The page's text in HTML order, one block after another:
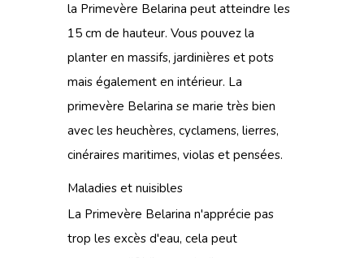
la Primevère Belarina peut atteindre les
15 cm de hauteur. Vous pouvez la
planter en massifs, jardinières et pots
mais également en intérieur. La
primevère Belarina se marie très bien
avec les heuchères, cyclamens, lierres,
cinéraires maritimes, violas et pensées.
Maladies et nuisibles
La Primevère Belarina n'apprécie pas
trop les excès d'eau, cela peut